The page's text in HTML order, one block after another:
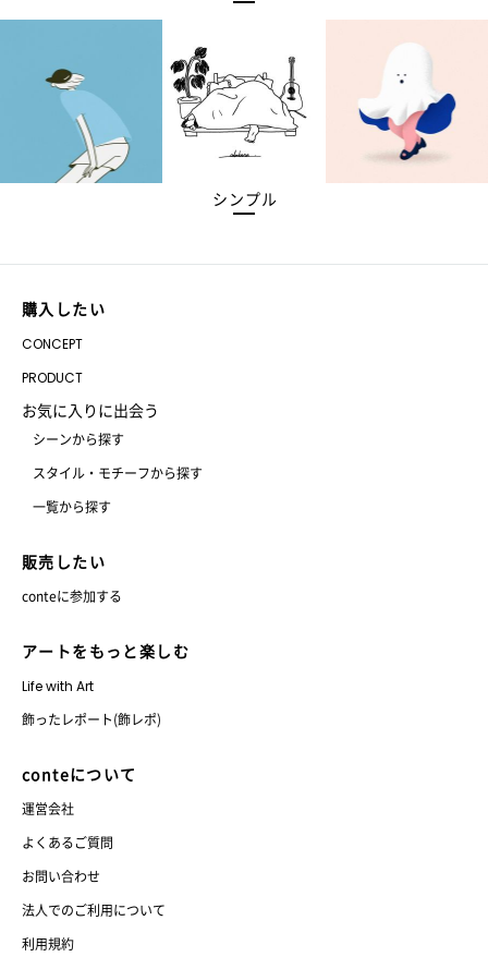
シンプル
購入したい
CONCEPT
PRODUCT
お気に入りに出会う
シーンから探す
スタイル・モチーフから探す
一覧から探す
販売したい
conteに参加する
アートをもっと楽しむ
Life with Art
飾ったレポート(飾レポ)
conteについて
運営会社
よくあるご質問
お問い合わせ
法人でのご利用について
利用規約